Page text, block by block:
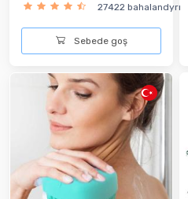
27422 bahalandyrma
Sebede goş